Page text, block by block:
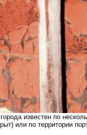
известен по
или по территории